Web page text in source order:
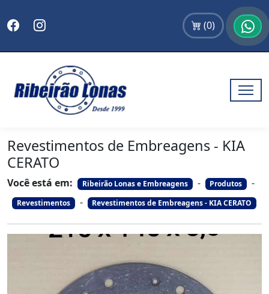
(0)
Revestimentos de Embreagens - KIA
CERATO
Você está em: Ribeirão Lonas e Embreagens - Produtos -
Revestimentos - Revestimentos de Embreagens - KIA CERATO